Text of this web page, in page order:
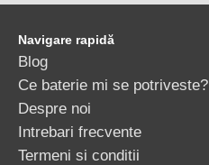
Navigare rapidă
Blog
Ce baterie mi se potriveste?
Despre noi
Intrebari frecvente
Termeni si conditii